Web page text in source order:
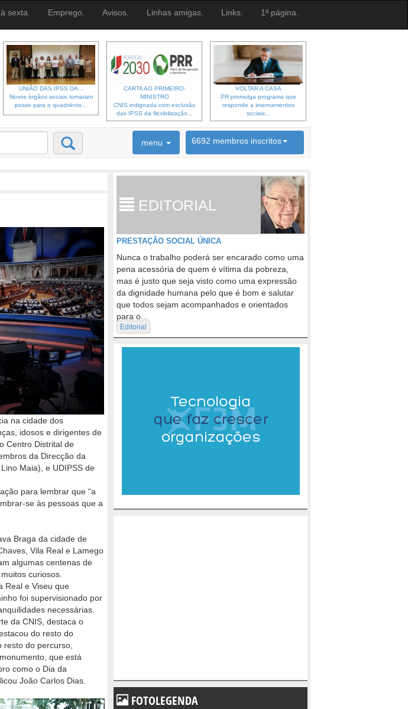
sexta. Emprego. Avisos. Linhas amigas. Links. 1ª página.
UNIÃO DAS IPSS DA...
Novos órgãos sociais tomaram
posse para o quadriénio...
CARTA AO PRIMEIRO-
MINISTRO
CNIS indignada com exclusão
das IPSS da flexibilização...
VOLTAR A CASA
PR promulga programa que
responde a internamentos
sociais...
menu 6692 membros inscritos
na cidade dos
idosos e dirigentes de
Centro Distrital de
da Direcção da
Maia), e UDIPSS de
para lembrar que “a
se às pessoas que a
Braga da cidade de
Vila Real e Lamego
algumas centenas de
curiosos.
Real e Viseu que
foi supervisionado por
necessárias.
da CNIS, destaca o
do resto do
resto do percurso,
que está
como o Dia da
João Carlos Dias.
EDITORIAL
PRESTAÇÃO SOCIAL ÚNICA
Nunca o trabalho poderá ser encarado como uma
pena acessória de quem é vítima da pobreza,
mas é justo que seja visto como uma expressão
da dignidade humana pelo que é bom e salutar
que todos sejam acompanhados e orientados
para o...
Editorial
FOTOLEGENDA